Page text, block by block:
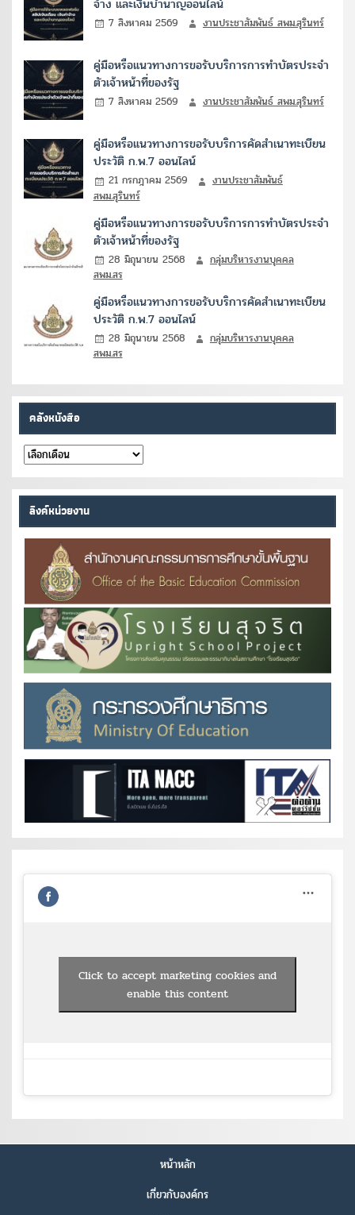
จ้าง และเงินบำนาญออนไลน์
7 สิงหาคม 2569 งานประชาสัมพันธ์ สพม.สุรินทร์
คู่มือหรือแนวทางการขอรับบริการการทำบัตรประจำ
ตัวเจ้าหน้าที่ของรัฐ
7 สิงหาคม 2569 งานประชาสัมพันธ์ สพม.สุรินทร์
คู่มือหรือแนวทางการขอรับบริการคัดสำเนาทะเบียน
ประวัติ ก.พ.7 ออนไลน์
21 กรกฎาคม 2569
งานประชาสัมพันธ์
สพม.สุรินทร์
คู่มือหรือแนวทางการขอรับบริการการทำบัตรประจำ
ตัวเจ้าหน้าที่ของรัฐ
28 มิถุนายน 2568
กลุ่มบริหารงานบุคคล
สพม.สร
คู่มือหรือแนวทางการขอรับบริการคัดสำเนาทะเบียน
ประวัติ ก.พ.7 ออนไลน์
28 มิถุนายน 2568
กลุ่มบริหารงานบุคคล
สพม.สร
คลังหนังสือ
คลัง
หนังสือ
ลิงค์หน่วยงาน
Click to accept marketing cookies and
enable this content
หน้าหลัก
เกี่ยวกับองค์กร